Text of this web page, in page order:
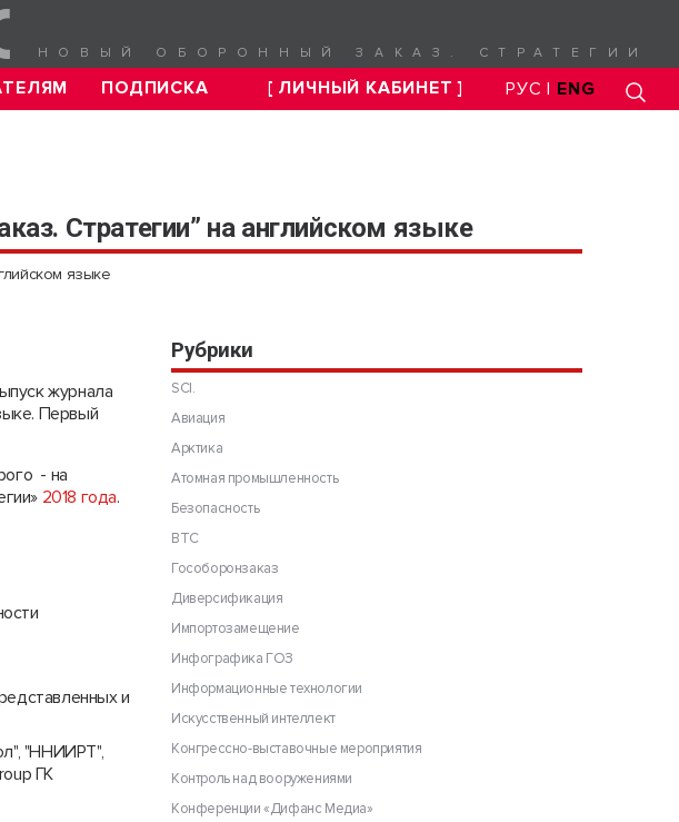
НОВЫЙ ОБОРОННЫЙ ЗАКАЗ. СТРАТЕГИИ
ПОДПИСКА [ ЛИЧНЫЙ КАБИНЕТ ] РУС | ENG
Стратегии” на английском языке
языке
журнала
Первый
- на
2018 года.
и
"ННИИРТ",
ГК
Рубрики
SCI.
Авиация
Арктика
Атомная промышленность
Безопасность
ВТС
Гособоронзаказ
Диверсификация
Импортозамещение
Инфографика ГОЗ
Информационные технологии
Искусственный интеллект
Конгрессно-выставочные мероприятия
Контроль над вооружениями
Конференции «Дифанс Медиа»